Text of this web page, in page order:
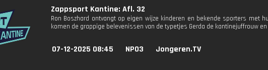
Zappsport Kantine: Afl. 32
Ron Boszhard ontvangt op eigen wijze kinderen en bekende sporters met
komen de grappige belevenissen van de typetjes Gerda de kantinejuffrouw
07-12-2025 08:45 NPO3 Jongeren.TV